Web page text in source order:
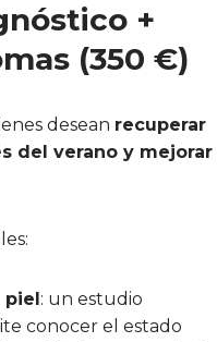
+
(350 €)
desean recuperar
del verano y mejorar
piel: un estudio
conocer el estado